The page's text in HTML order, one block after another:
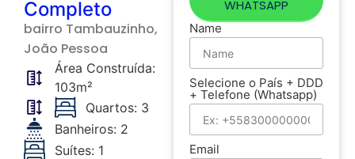
Completo
bairro Tambauzinho,
João Pessoa
Área Construída:
103m²
Quartos: 3
Banheiros: 2
Suítes: 1
WHATSAPP
Name
Selecione o País + DDD
+ Telefone (Whatsapp)
Email